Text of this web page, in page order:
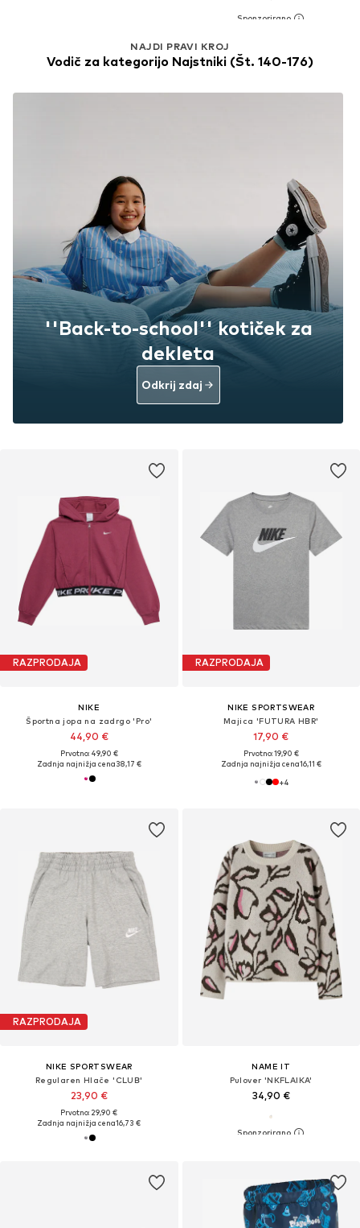
RAZPRODAJA
NIKE
Športna jopa na zadrgo 'Pro'
44,90 €
Prvotno: 49,90 €
Zadnja najnižja cena38,17 €
RAZPRODAJA
NIKE SPORTSWEAR
Majica 'FUTURA HBR'
17,90 €
Prvotno: 19,90 €
Zadnja najnižja cena16,11 €
+4
NAJDI PRAVI KROJ
Vodič za kategorijo Najstniki (Št. 140-176)
''Back-to-school'' kotiček za
dekleta
Odkrij zdaj
RAZPRODAJA
NIKE SPORTSWEAR
Regularen Hlače 'CLUB'
23,90 €
Prvotno: 29,90 €
Zadnja najnižja cena16,73 €
NAME IT
Pulover 'NKFLAIKA'
34,90 €